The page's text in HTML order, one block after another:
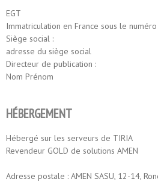
EGT
Immatriculation en France sous le
Siège social :
adresse du siège social
Directeur de publication :
Nom Prénom
HÉBERGEMENT
Hébergé sur les serveurs de TIRIA
Revendeur GOLD de solutions AMEN
Adresse postale : AMEN SASU, 12-14,